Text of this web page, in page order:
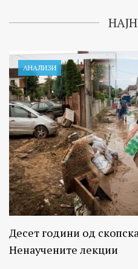
АНАЛИЗИ
Десет години од
Ненаучените лекции